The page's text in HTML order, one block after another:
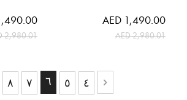
السعر
AED 1,490.00
AED 2,980.01
السعر
2,980.01
حقيبة
حقيبة
السابق
حقيبة٤ حقيبة٥ حاليا انت
٦ حقيبة٧ ٨